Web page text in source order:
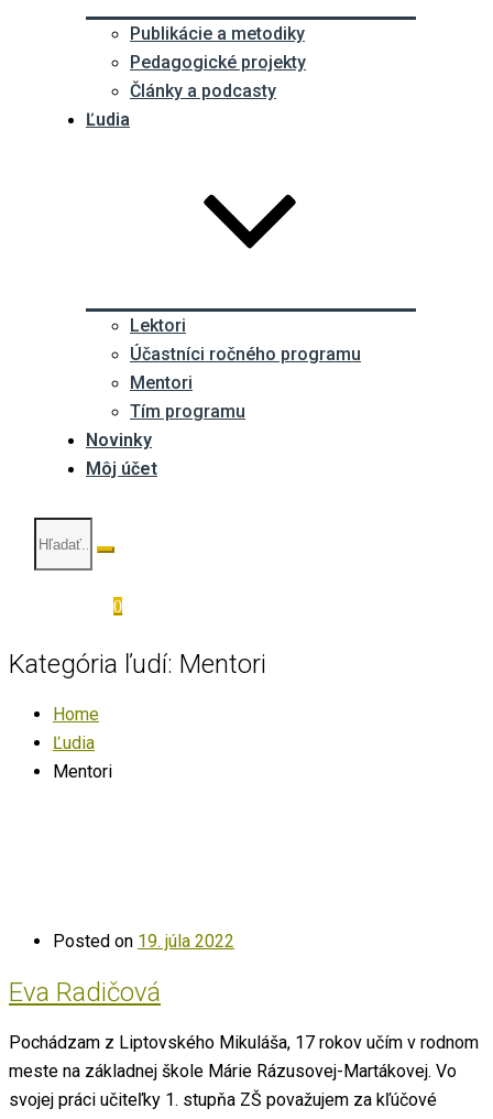
Publikácie a metodiky
Pedagogické projekty
Články a podcasty
Ľudia
Lektori
Účastníci ročného programu
Mentori
Tím programu
Novinky
Môj účet
0
Kategória ľudí: Mentori
Home
Ľudia
Mentori
Posted on 19. júla 2022
Eva Radičová
Pochádzam z Liptovského Mikuláša, 17 rokov učím v rodnom
meste na základnej škole Márie Rázusovej-Martákovej. Vo
svojej práci učiteľky 1. stupňa ZŠ považujem za kľúčové